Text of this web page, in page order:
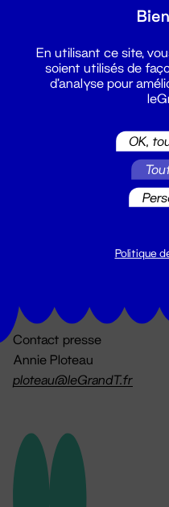
billetterie@leGrandT.fr
Du lundi au vendredi 14h →
Contact presse
Annie Ploteau
ploteau@leGrandT.fr
En utilisant ce site,
soient utilisés de
d'analyse pour
OK,
Politique